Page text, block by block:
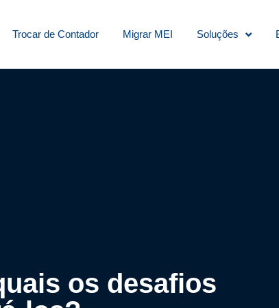
Trocar de Contador Migrar MEI Soluções
os desafios